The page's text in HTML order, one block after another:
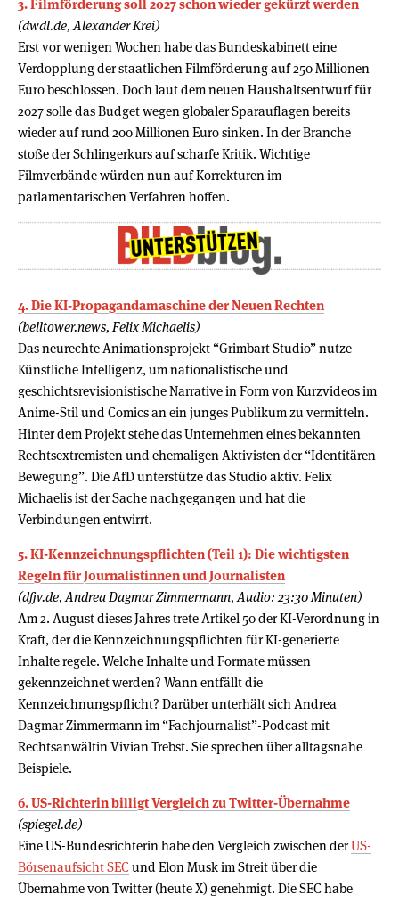
3. Filmförderung soll 2027 schon wieder gekürzt werden
(dwdl.de, Alexander Krei)
Erst vor wenigen Wochen habe das Bundeskabinett eine
Verdopplung der staatlichen Filmförderung auf 250 Millionen
Euro beschlossen. Doch laut dem neuen Haushaltsentwurf für
2027 solle das Budget wegen globaler Sparauflagen bereits
wieder auf rund 200 Millionen Euro sinken. In der Branche
stoße der Schlingerkurs auf scharfe Kritik. Wichtige
Filmverbände würden nun auf Korrekturen im
parlamentarischen Verfahren hoffen.
4. Die KI-Propagandamaschine der Neuen Rechten
(belltower.news, Felix Michaelis)
Das neurechte Animationsprojekt “Grimbart Studio” nutze
Künstliche Intelligenz, um nationalistische und
geschichtsrevisionistische Narrative in Form von Kurzvideos im
Anime-Stil und Comics an ein junges Publikum zu vermitteln.
Hinter dem Projekt stehe das Unternehmen eines bekannten
Rechtsextremisten und ehemaligen Aktivisten der “Identitären
Bewegung”. Die AfD unterstütze das Studio aktiv. Felix
Michaelis ist der Sache nachgegangen und hat die
Verbindungen entwirrt.
5. KI-Kennzeichnungspflichten (Teil 1): Die wichtigsten
Regeln für Journalistinnen und Journalisten
(dfjv.de, Andrea Dagmar Zimmermann, Audio: 23:30 Minuten)
Am 2. August dieses Jahres trete Artikel 50 der KI-Verordnung in
Kraft, der die Kennzeichnungspflichten für KI-generierte
Inhalte regele. Welche Inhalte und Formate müssen
gekennzeichnet werden? Wann entfällt die
Kennzeichnungspflicht? Darüber unterhält sich Andrea
Dagmar Zimmermann im “Fachjournalist”-Podcast mit
Rechtsanwältin Vivian Trebst. Sie sprechen über alltagsnahe
Beispiele.
6. US-Richterin billigt Vergleich zu Twitter-Übernahme
(spiegel.de)
Eine US-Bundesrichterin habe den Vergleich zwischen derUS-
Börsenaufsicht SECund Elon Musk im Streit über die
Übernahme von Twitter (heute X) genehmigt. Die SEC habe